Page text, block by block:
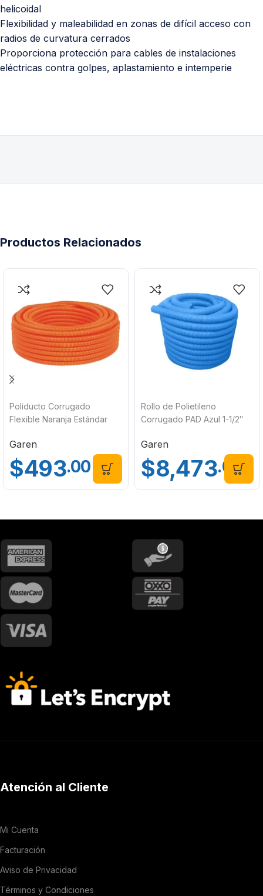
helicoidal
Flexibilidad y maleabilidad en zonas de difícil acceso con
radios de curvatura cerrados
Proporciona protección para cables de instalaciones
eléctricas contra golpes, aplastamiento e intemperie
Productos Relacionados
Poliducto Corrugado
Flexible Naranja Estándar
Garen PFG1210SG
Garen
$493.00
Rollo de Polietileno
Corrugado PAD Azul 1-1/2″
PADGA38300
Garen
$8,473.00
Atención al Cliente
Mi Cuenta
Facturación
Aviso de Privacidad
Términos y Condiciones